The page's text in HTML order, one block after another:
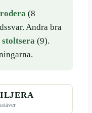
(8
Andra bra
stoltsera(9).